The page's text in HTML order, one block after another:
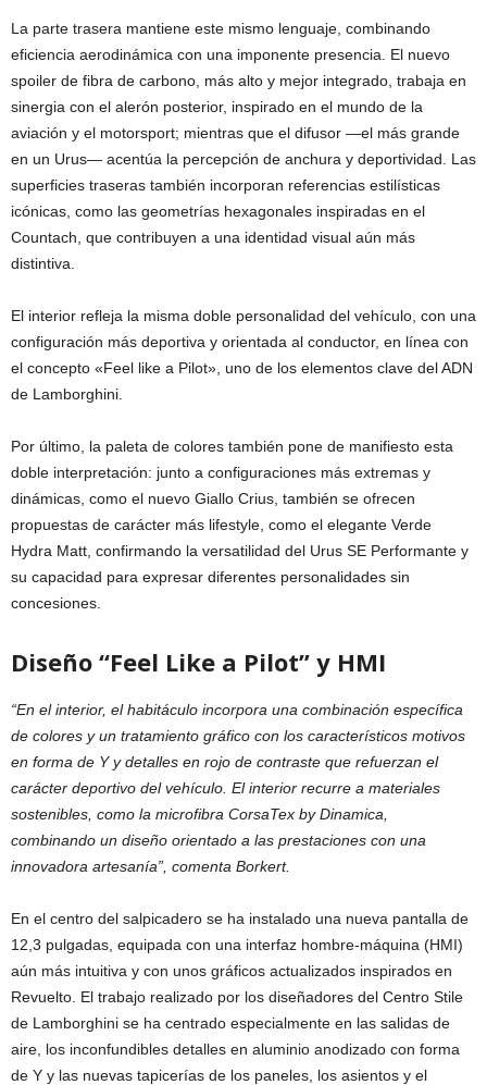
La parte trasera mantiene este mismo lenguaje, combinando
eficiencia aerodinámica con una imponente presencia. El nuevo
spoiler de fibra de carbono, más alto y mejor integrado, trabaja en
sinergia con el alerón posterior, inspirado en el mundo de la
aviación y el motorsport; mientras que el difusor —el más grande
en un Urus— acentúa la percepción de anchura y deportividad. Las
superficies traseras también incorporan referencias estilísticas
icónicas, como las geometrías hexagonales inspiradas en el
Countach, que contribuyen a una identidad visual aún más
distintiva.
El interior refleja la misma doble personalidad del vehículo, con una
configuración más deportiva y orientada al conductor, en línea con
el concepto «Feel like a Pilot», uno de los elementos clave del ADN
de Lamborghini.
Por último, la paleta de colores también pone de manifiesto esta
doble interpretación: junto a configuraciones más extremas y
dinámicas, como el nuevo Giallo Crius, también se ofrecen
propuestas de carácter más lifestyle, como el elegante Verde
Hydra Matt, confirmando la versatilidad del Urus SE Performante y
su capacidad para expresar diferentes personalidades sin
concesiones.
Diseño “Feel Like a Pilot” y HMI
“En el interior, el habitáculo incorpora una combinación específica
de colores y un tratamiento gráfico con los característicos motivos
en forma de Y y detalles en rojo de contraste que refuerzan el
carácter deportivo del vehículo. El interior recurre a materiales
sostenibles, como la microfibra CorsaTex by Dinamica,
combinando un diseño orientado a las prestaciones con una
innovadora artesanía”, comenta Borkert.
En el centro del salpicadero se ha instalado una nueva pantalla de
12,3 pulgadas, equipada con una interfaz hombre-máquina (HMI)
aún más intuitiva y con unos gráficos actualizados inspirados en
Revuelto. El trabajo realizado por los diseñadores del Centro Stile
de Lamborghini se ha centrado especialmente en las salidas de
aire, los inconfundibles detalles en aluminio anodizado con forma
de Y y las nuevas tapicerías de los paneles, los asientos y el